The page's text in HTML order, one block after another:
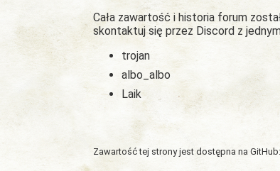
Cała zawartość i historia forum
skontaktuj się przez Discord z
trojan
albo_albo
Laik
Zawartość tej strony jest dostępna na GitHub: